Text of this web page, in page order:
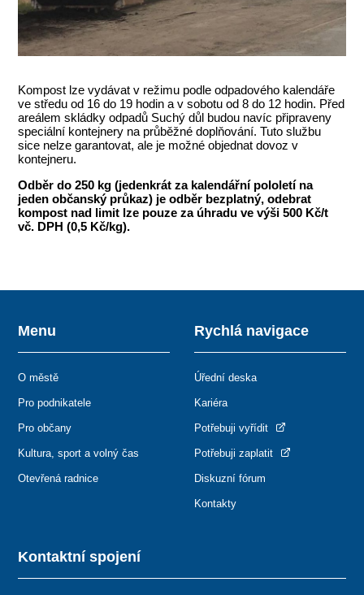
Kompost lze vydávat v režimu podle odpadového kalendáře
ve středu od 16 do 19 hodin a v sobotu od 8 do 12 hodin. Před
areálem skládky odpadů Suchý důl budou navíc připraveny
speciální kontejnery na průběžné doplňování. Tuto službu
sice nelze garantovat, ale je možné objednat dovoz v
kontejneru.
Odběr do 250 kg (jedenkrát za kalendářní pololetí na
jeden občanský průkaz) je odběr bezplatný, odebrat
kompost nad limit lze pouze za úhradu ve výši 500 Kč/t
vč. DPH (0,5 Kč/kg).
Kontaktní spojení
Menu
O městě
Pro podnikatele
Pro občany
Kultura, sport a volný čas
Otevřená radnice
Rychlá navigace
Úřední deska
Kariéra
Potřebuji vyřídit
Potřebuji zaplatit
Diskuzní fórum
Kontakty